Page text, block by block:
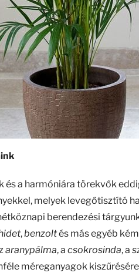
és a harmóniára törekvők
melyek levegőtisztító
berendezési
,benzoltés más egyéb
aranypálma, a csokrosinda, a
méreganyagok